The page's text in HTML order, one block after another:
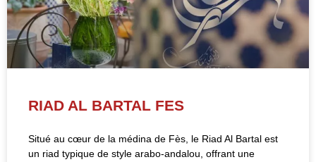
RIAD AL BARTAL FES
Situé au cœur de la médina de Fès, le Riad Al Bartal est
un riad typique de style arabo-andalou, offrant une